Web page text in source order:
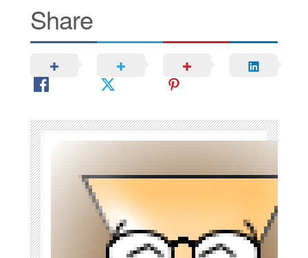
Share